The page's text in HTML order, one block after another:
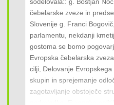
sem aktivno delal na za
Uredbe Evropske komisije
pogajalec politične
opozoril na potencialne
bruseljski uradniki ne
lahko ali ne smemo
predlagana absolutna
kar 41 % vseh kmetijskih
katastrofalno zmanjšanje
čebelarske zveze in
Slovenije g. Franci
parlamentu, nekdanji
gostoma se bomo
Evropska čebelarska
cilji, Delovanje
skupin in sprejemanje
zagotavljanje obstoječe